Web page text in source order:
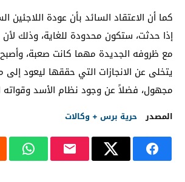
كما أن الاعتقاد السائد بأن عودة اللاجئين
إذا حدثت، ستكون محدودة للغاية، وذلك
مع ظروفه الجديدة مهما كانت صعبة،
يتخلى عن الانجازات التي حققها ليعود
مجهول، فضلاً عن وجود نظام الأسد وقواته
المصدر حرية برس + وكالات